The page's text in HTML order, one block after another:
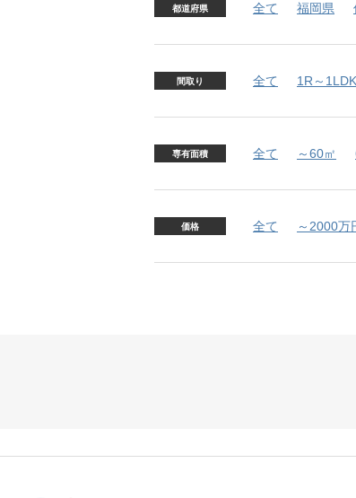
都道府県 全て 福岡県
間取り 全て 1R～1LDK
専有面積 全て ～60㎡
価格 全て ～2000万